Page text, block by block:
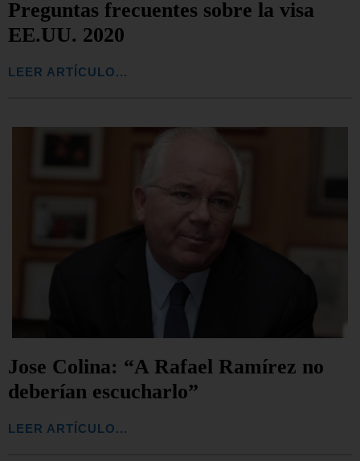
Preguntas frecuentes sobre la visa
EE.UU. 2020
LEER ARTÍCULO...
Jose Colina: “A Rafael Ramírez no
deberían escucharlo”
LEER ARTÍCULO...